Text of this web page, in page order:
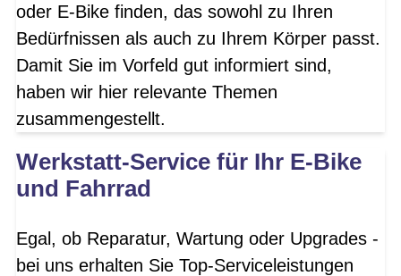
oder E-Bike finden, das sowohl zu Ihren
Bedürfnissen als auch zu Ihrem Körper passt.
Damit Sie im Vorfeld gut informiert sind,
haben wir hier relevante Themen
zusammengestellt.
Werkstatt-Service für Ihr E-Bike
und Fahrrad
Egal, ob Reparatur, Wartung oder Upgrades -
bei uns erhalten Sie Top-Serviceleistungen